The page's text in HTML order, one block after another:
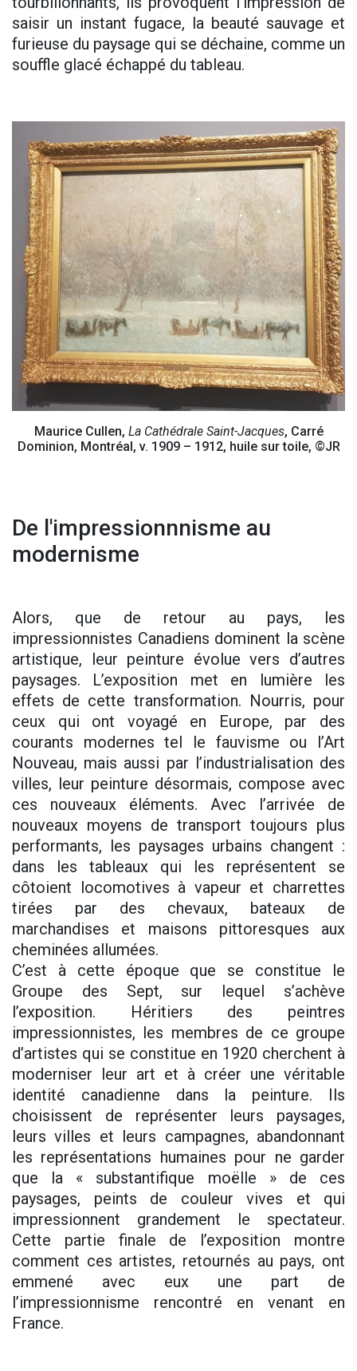
saisir un instant fugace, la beauté sauvage et
furieuse du paysage qui se déchaine, comme un
souffle glacé échappé du tableau.
Maurice Cullen, La Cathédrale Saint-Jacques, Carré
Dominion, Montréal, v. 1909 – 1912, huile sur toile, ©JR
De l'impressionnnisme au
modernisme
Alors, que de retour au pays, les
impressionnistes Canadiens dominent la scène
artistique, leur peinture évolue vers d’autres
paysages. L’exposition met en lumière les
effets de cette transformation. Nourris, pour
ceux qui ont voyagé en Europe, par des
courants modernes tel le fauvisme ou l’Art
Nouveau, mais aussi par l’industrialisation des
villes, leur peinture désormais, compose avec
ces nouveaux éléments. Avec l’arrivée de
nouveaux moyens de transport toujours plus
performants, les paysages urbains changent :
dans les tableaux qui les représentent se
côtoient locomotives à vapeur et charrettes
tirées par des chevaux, bateaux de
marchandises et maisons pittoresques aux
cheminées allumées.
C’est à cette époque que se constitue le
Groupe des Sept, sur lequel s’achève
l’exposition. Héritiers des peintres
impressionnistes, les membres de ce groupe
d’artistes qui se constitue en 1920 cherchent à
moderniser leur art et à créer une véritable
identité canadienne dans la peinture. Ils
choisissent de représenter leurs paysages,
leurs villes et leurs campagnes, abandonnant
les représentations humaines pour ne garder
que la « substantifique moëlle » de ces
paysages, peints de couleur vives et qui
impressionnent grandement le spectateur.
Cette partie finale de l’exposition montre
comment ces artistes, retournés au pays, ont
emmené avec eux une part de
l’impressionnisme rencontré en venant en
France.